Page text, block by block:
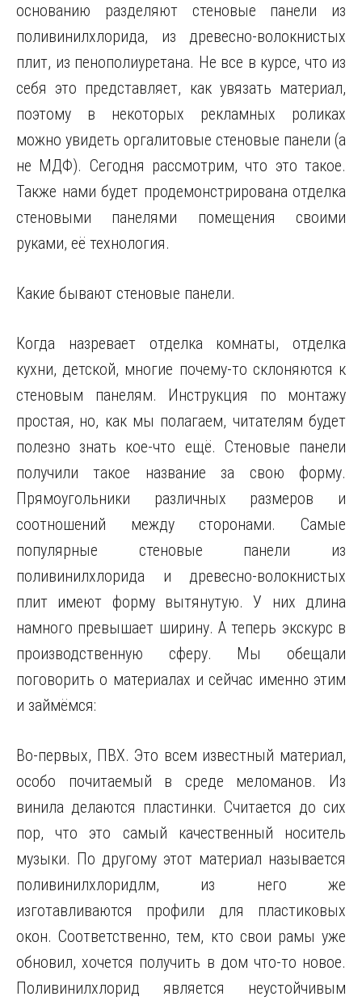
основанию разделяют стеновые панели из
поливинилхлорида, из древесно-волокнистых
плит, из пенополиуретана. Не все в курсе, что из
себя это представляет, как увязать материал,
поэтому в некоторых рекламных роликах
можно увидеть оргалитовые стеновые панели (а
не МДФ). Сегодня рассмотрим, что это такое.
Также нами будет продемонстрирована отделка
стеновыми панелями помещения своими
руками, её технология.
Какие бывают стеновые панели.
Когда назревает отделка комнаты, отделка
кухни, детской, многие почему-то склоняются к
стеновым панелям. Инструкция по монтажу
простая, но, как мы полагаем, читателям будет
полезно знать кое-что ещё. Стеновые панели
получили такое название за свою форму.
Прямоугольники различных размеров и
соотношений между сторонами. Самые
популярные стеновые панели из
поливинилхлорида и древесно-волокнистых
плит имеют форму вытянутую. У них длина
намного превышает ширину. А теперь экскурс в
производственную сферу. Мы обещали
поговорить о материалах и сейчас именно этим
и займёмся:
Во-первых, ПВХ. Это всем известный материал,
особо почитаемый в среде меломанов. Из
винила делаются пластинки. Считается до сих
пор, что это самый качественный носитель
музыки. По другому этот материал называется
поливинилхлоридлм, из него же
изготавливаются профили для пластиковых
окон. Соответственно, тем, кто свои рамы уже
обновил, хочется получить в дом что-то новое.
Поливинилхлорид является неустойчивым